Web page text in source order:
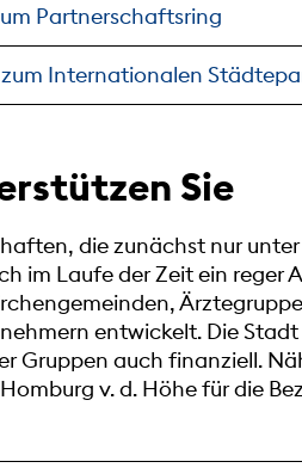
Partnerschaftsring
Internationalen
Sie
die zunächst nur
im Laufe der Zeit ein reger
entwickelt. Die
Gruppen auch finanziell.
v. d. Höhe für die